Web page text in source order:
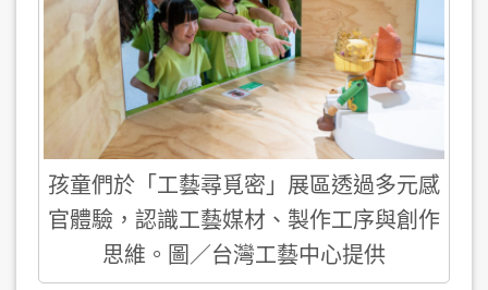
孩童們於「工藝尋覓密」展區透過多元感
官體驗，認識工藝媒材、製作工序與創作
思維。圖／台灣工藝中心提供